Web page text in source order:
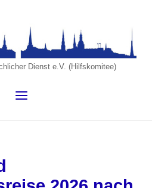
Dienst e.V. (Hilfskomitee)
Menu